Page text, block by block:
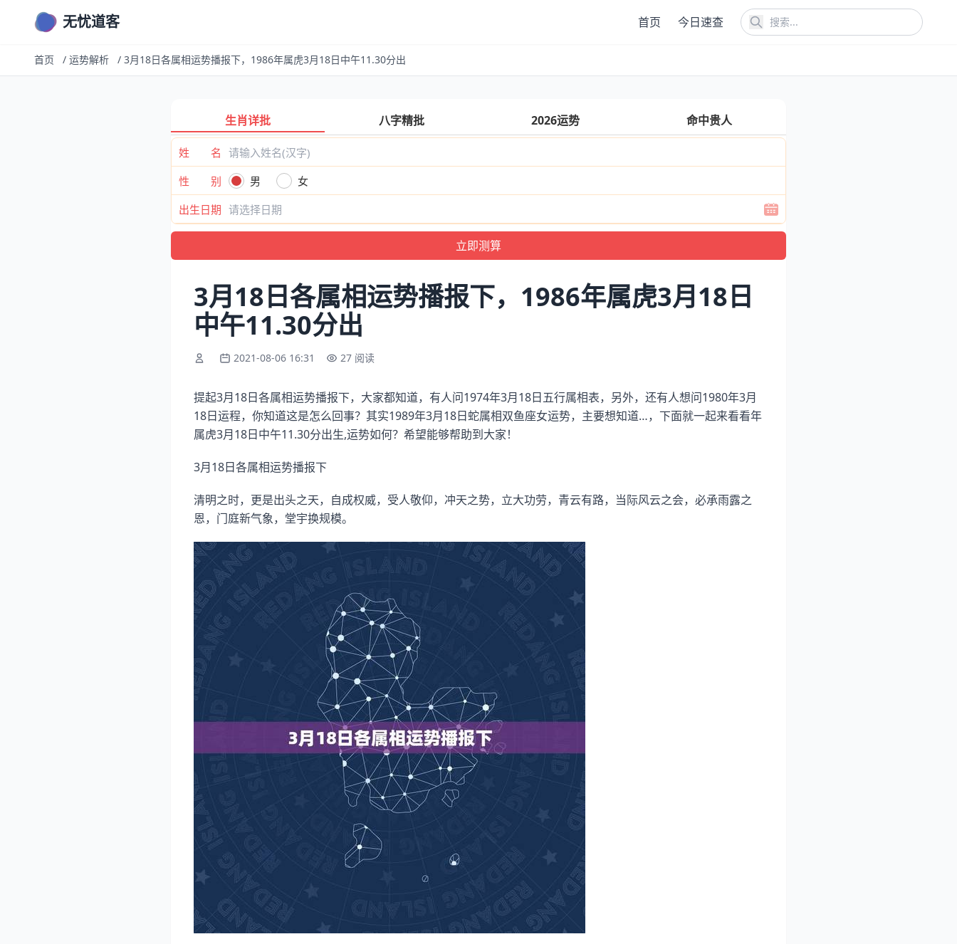
无忧道客 首页 今日速查
首页 / 运势解析 / 3月18日各属相运势播报下，1986年属虎3月18日中午11.30分出
生肖详批 八字精批 2026运势 命中贵人
姓 名
性 别
男
女
出生日期
3月18日各属相运势播报下，1986年属虎3月18日
中午11.30分出
2021-08-06 16:31 27 阅读
提起3月18日各属相运势播报下，大家都知道，有人问1974年3月18日五行属相表，另外，还有人想问1980年3月
18日运程，你知道这是怎么回事？其实1989年3月18日蛇属相双鱼座女运势，主要想知道…，下面就一起来看看年
属虎3月18日中午11.30分出生,运势如何？希望能够帮助到大家！
3月18日各属相运势播报下
清明之时，更是出头之天，自成权威，受人敬仰，冲天之势，立大功劳，青云有路，当际风云之会，必承雨露之
恩，门庭新气象，堂宇换规模。